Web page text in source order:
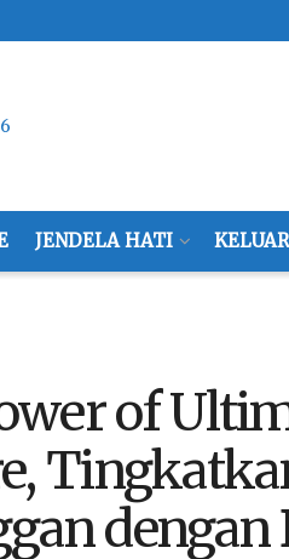
JENDELA HATI
of